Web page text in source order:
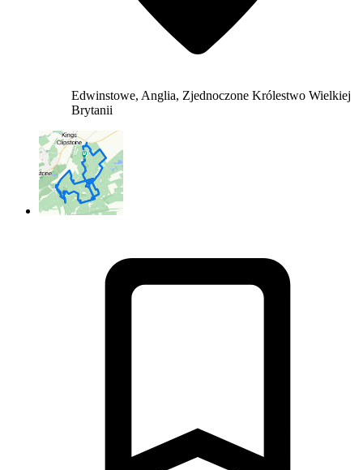
Edwinstowe, Anglia, Zjednoczone Królestwo Wielkiej
Brytanii